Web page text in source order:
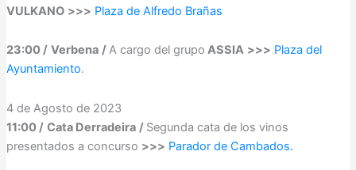
VULKANO >>> Plaza de Alfredo Brañas
23:00 / Verbena /A cargo del grupo ASSIA >>> Plaza del
Ayuntamiento.
4 de Agosto de 2023
11:00 / Cata Derradeira / Segunda cata de los vinos
presentados a concurso >>> Parador de Cambados.